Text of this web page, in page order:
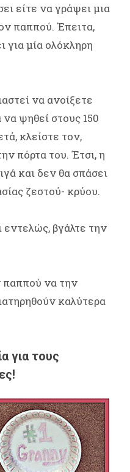
είτε να γράψει μια
παππού. Έπειτα,
μία ολόκληρη
να ανοίξετε
ψηθεί στους 150
κλείστε τον,
πόρτα του. Έτσι, η
και δεν θα σπάσει
ζεστού- κρύου.
βγάλτε την
να την
καλύτερα
για τους